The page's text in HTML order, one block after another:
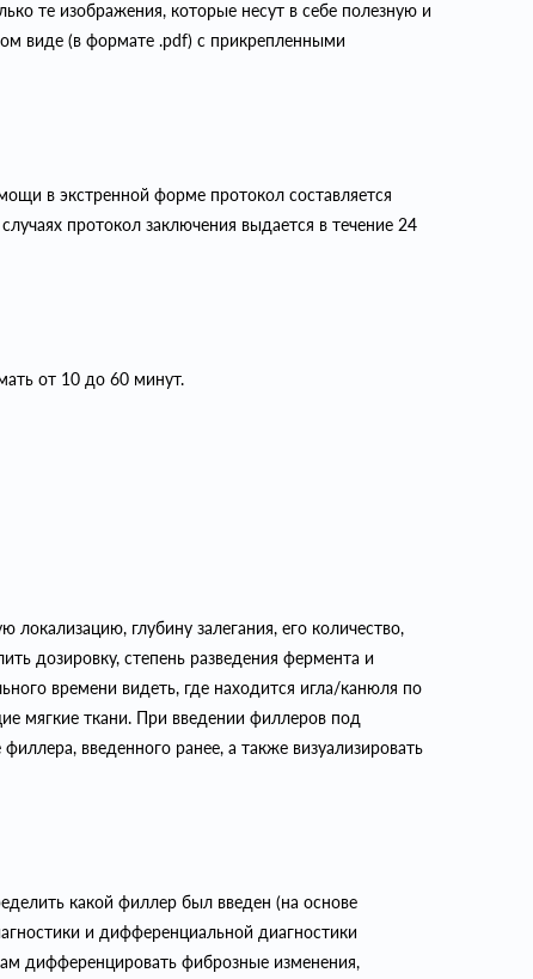
те изображения, которые несут в себе полезную и
виде (в формате .pdf) с прикрепленными
в экстренной форме протокол составляется
протокол заключения выдается в течение 24
от 10 до 60 минут.
глубину залегания, его количество,
дозировку, степень разведения фермента и
времени видеть, где находится игла/канюля по
мягкие ткани. При введении филлеров под
введенного ранее, а также визуализировать
какой филлер был введен (на основе
и дифференциальной диагностики
дифференцировать фиброзные изменения,